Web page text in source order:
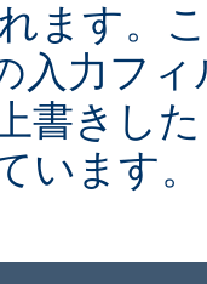
ます。
入力フ
書きし
います。